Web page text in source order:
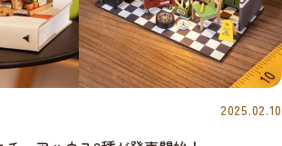
2025.02.10